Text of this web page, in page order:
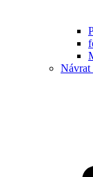
Návrat